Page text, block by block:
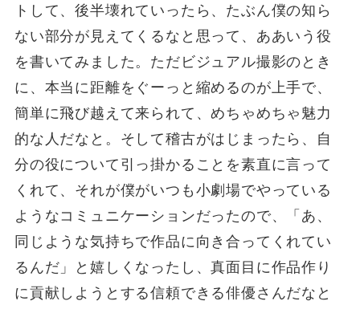
トして、後半壊れていったら、たぶん僕の知ら
ない部分が見えてくるなと思って、ああいう役
を書いてみました。ただビジュアル撮影のとき
に、本当に距離をぐーっと縮めるのが上手で、
簡単に飛び越えて来られて、めちゃめちゃ魅力
的な人だなと。そして稽古がはじまったら、自
分の役について引っ掛かることを素直に言って
くれて、それが僕がいつも小劇場でやっている
ようなコミュニケーションだったので、「あ、
同じような気持ちで作品に向き合ってくれてい
るんだ」と嬉しくなったし、真面目に作品作り
に貢献しようとする信頼できる俳優さんだなと